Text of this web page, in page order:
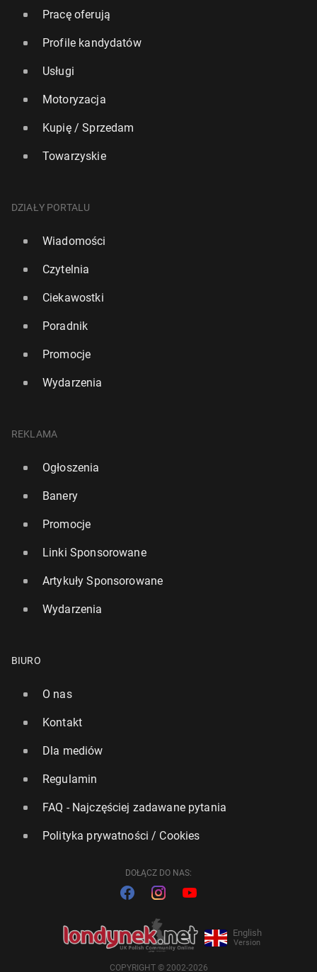
Pracę oferują
Profile kandydatów
Usługi
Motoryzacja
Kupię / Sprzedam
Towarzyskie
DZIAŁY PORTALU
Wiadomości
Czytelnia
Ciekawostki
Poradnik
Promocje
Wydarzenia
REKLAMA
Ogłoszenia
Banery
Promocje
Linki Sponsorowane
Artykuły Sponsorowane
Wydarzenia
BIURO
O nas
Kontakt
Dla mediów
Regulamin
FAQ - Najczęściej zadawane pytania
Polityka prywatności / Cookies
DOŁĄCZ DO NAS:
English
Version
COPYRIGHT © 2002-2026